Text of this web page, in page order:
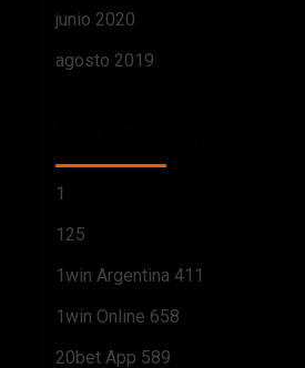
junio 2020
agosto 2019
1
125
1win Argentina 411
1win Online 658
20bet App 589